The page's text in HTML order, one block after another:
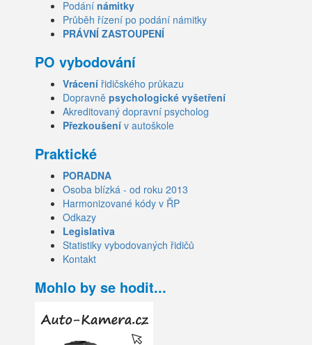
Podání námitky
Průběh řízení po podání námitky
PRÁVNÍ ZASTOUPENÍ
PO vybodování
Vrácení řidičského průkazu
Dopravně psychologické vyšetření
Akreditovaný dopravní psycholog
Přezkoušení v autoškole
Praktické
PORADNA
Osoba blízká - od roku 2013
Harmonizované kódy v ŘP
Odkazy
Legislativa
Statistiky vybodovaných řidičů
Kontakt
Mohlo by se hodit...